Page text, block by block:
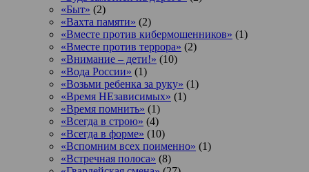
«Быт» (2)
«Вахта памяти» (2)
«Вместе против кибермошенников» (1)
«Вместе против террора» (2)
«Внимание – дети!» (10)
«Вода России» (1)
«Возьми ребенка за руку» (1)
«Время НЕзависимых» (1)
«Время помнить» (1)
«Всегда в строю» (4)
«Всегда в форме» (10)
«Вспомним всех поименно» (1)
«Встречная полоса» (8)